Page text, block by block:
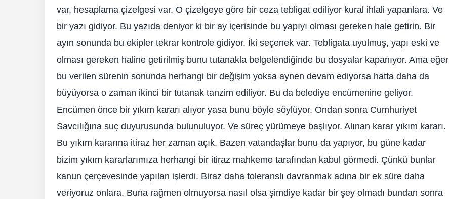
var, hesaplama çizelgesi var. O çizelgeye göre bir ceza tebligat ediliyor kural ihlali yapanlara. Ve
bir yazı gidiyor. Bu yazıda deniyor ki bir ay içerisinde bu yapıyı olması gereken hale getirin. Bir
ayın sonunda bu ekipler tekrar kontrole gidiyor. İki seçenek var. Tebligata uyulmuş, yapı eski ve
olması gereken haline getirilmiş bunu tutanakla belgelendiğinde bu dosyalar kapanıyor. Ama eğer
bu verilen sürenin sonunda herhangi bir değişim yoksa aynen devam ediyorsa hatta daha da
büyüyorsa o zaman ikinci bir tutanak tanzim ediliyor. Bu da belediye encümenine geliyor.
Encümen önce bir yıkım kararı alıyor yasa bunu böyle söylüyor. Ondan sonra Cumhuriyet
Savcılığına suç duyurusunda bulunuluyor. Ve süreç yürümeye başlıyor. Alınan karar yıkım kararı.
Bu yıkım kararına itiraz her zaman açık. Bazen vatandaşlar bunu da yapıyor, bu güne kadar
bizim yıkım kararlarımıza herhangi bir itiraz mahkeme tarafından kabul görmedi. Çünkü bunlar
kanun çerçevesinde yapılan işlerdi. Biraz daha toleranslı davranmak adına bir ek süre daha
veriyoruz onlara. Buna rağmen olmuyorsa nasıl olsa şimdiye kadar bir şey olmadı bundan sonra